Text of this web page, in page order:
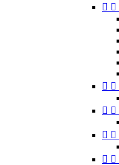
 
 
 
 
 